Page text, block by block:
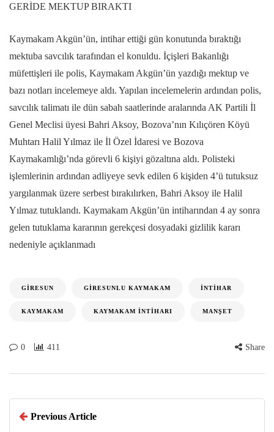
GERİDE MEKTUP BIRAKTI
Kaymakam Akgün’ün, intihar ettiği gün konutunda bıraktığı
mektuba savcılık tarafından el konuldu. İçişleri Bakanlığı
müfettişleri ile polis, Kaymakam Akgün’ün yazdığı mektup ve
bazı notları incelemeye aldı. Yapılan incelemelerin ardından polis,
savcılık talimatı ile dün sabah saatlerinde aralarında AK Partili İl
Genel Meclisi üyesi Bahri Aksoy, Bozova’nın Kılıçören Köyü
Muhtarı Halil Yılmaz ile İl Özel İdaresi ve Bozova
Kaymakamlığı’nda görevli 6 kişiyi gözaltına aldı. Polisteki
işlemlerinin ardından adliyeye sevk edilen 6 kişiden 4’ü tutuksuz
yargılanmak üzere serbest bırakılırken, Bahri Aksoy ile Halil
Yılmaz tutuklandı. Kaymakam Akgün’ün intiharından 4 ay sonra
gelen tutuklama kararının gerekçesi dosyadaki gizlilik kararı
nedeniyle açıklanmadı
GIRESUN GIRESUNLU KAYMAKAM İNTIHAR
KAYMAKAM KAYMAKAM İNTIHARI MANŞET
0 411 Share
Previous Article